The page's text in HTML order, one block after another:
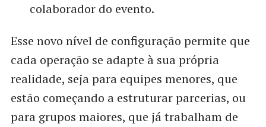
colaborador do evento.
Esse novo nível de configuração permite que
cada operação se adapte à sua própria
realidade, seja para equipes menores, que
estão começando a estruturar parcerias, ou
para grupos maiores, que já trabalham de